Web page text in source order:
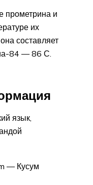
прометрина и
их
составляет
84 — 86 С.
язык,
— Кусум